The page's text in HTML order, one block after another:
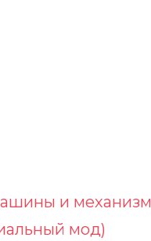
и
мод)